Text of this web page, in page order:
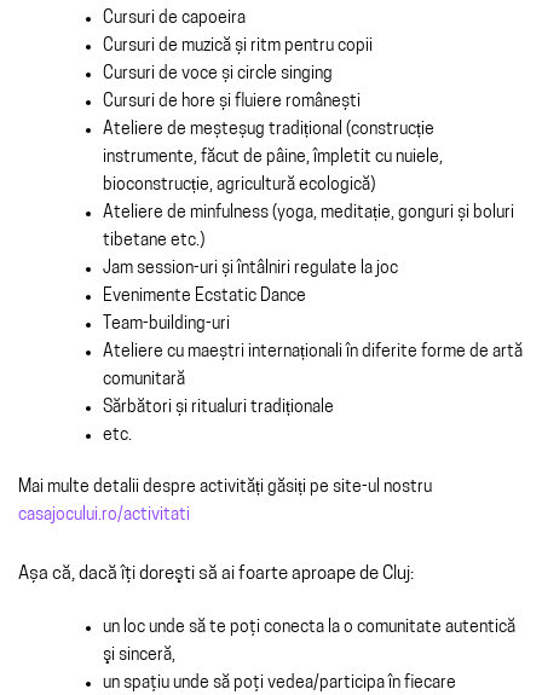
Cursuri de capoeira
Cursuri de muzică și ritm pentru copii
Cursuri de voce și circle singing
Cursuri de hore și fluiere românești
Ateliere de meșteșug tradițional (construcție
instrumente, făcut de pâine, împletit cu nuiele,
bioconstrucție, agricultură ecologică)
Ateliere de minfulness (yoga, meditație, gonguri și boluri
tibetane etc.)
Jam session-uri și întâlniri regulate la joc
Evenimente Ecstatic Dance
Team-building-uri
Ateliere cu maeștri internaționali în diferite forme de artă
comunitară
Sărbători și ritualuri tradiționale
etc.
Mai multe detalii despre activități găsiți pe site-ul nostru
casajocului.ro/activitati
Așa că, dacă îţi doreşti să ai foarte aproape de Cluj:
un loc unde să te poţi conecta la o comunitate autentică
şi sinceră,
un spaţiu unde să poţi vedea/participa în fiecare